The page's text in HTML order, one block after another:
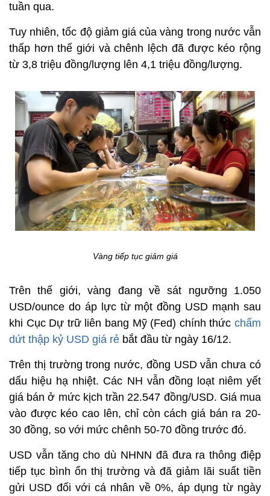
tuần qua.
Tuy nhiên, tốc độ giảm giá của vàng trong nước vẫn
thấp hơn thế giới và chênh lệch đã được kéo rộng
từ 3,8 triệu đồng/lượng lên 4,1 triệu đồng/lượng.
Vàng tiếp tục giảm giá
Trên thế giới, vàng đang về sát ngưỡng 1.050
USD/ounce do áp lực từ một đồng USD mạnh sau
khi Cục Dự trữ liên bang Mỹ (Fed) chính thức chấm
dứt thập kỷ USD giá rẻ bắt đầu từ ngày 16/12.
Trên thị trường trong nước, đồng USD vẫn chưa có
dấu hiệu hạ nhiệt. Các NH vẫn đồng loạt niêm yết
giá bán ở mức kịch trần 22.547 đồng/USD. Giá mua
vào được kéo cao lên, chỉ còn cách giá bán ra 20-
30 đồng, so với mức chênh 50-70 đồng trước đó.
USD vẫn tăng cho dù NHNN đã đưa ra thông điệp
tiếp tục bình ổn thị trường và đã giảm lãi suất tiền
gửi USD đối với cá nhân về 0%, áp dụng từ ngày